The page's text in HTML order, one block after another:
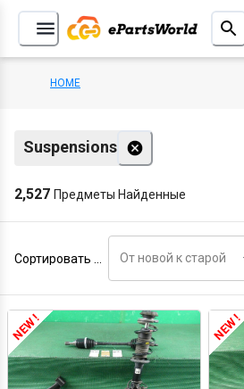
HOME
Suspensions
2,527 Предметы Найденные
От новой к старой
NEW ! NEW !